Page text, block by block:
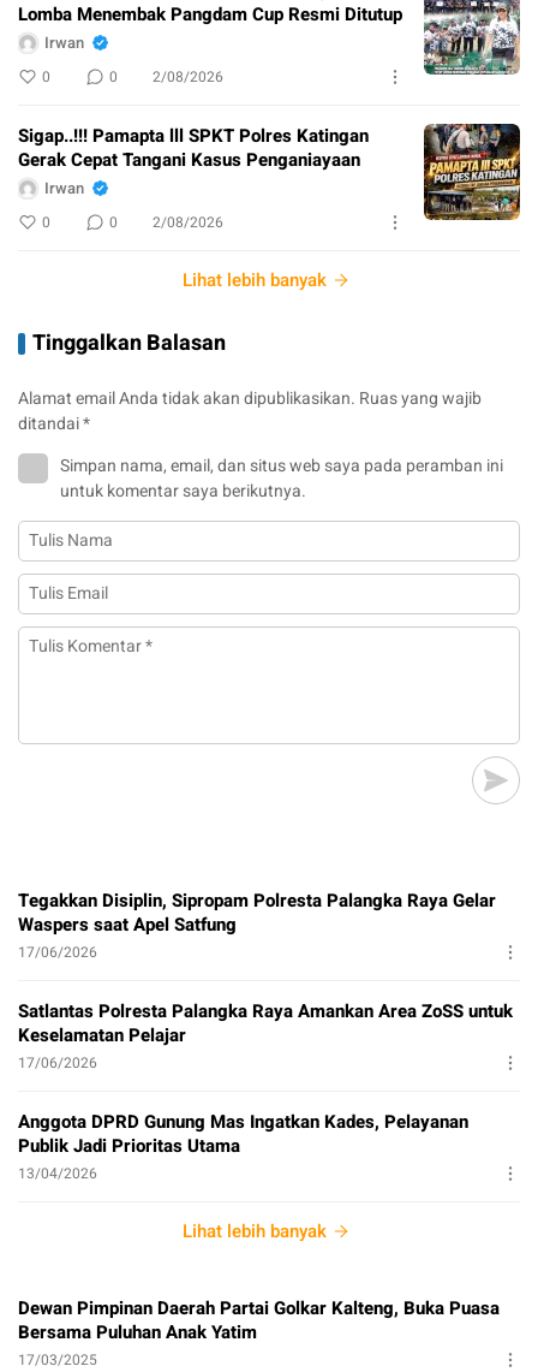
Lomba Menembak Pangdam Cup Resmi Ditutup
Irwan
0 0 2/08/2026
Sigap..!!! Pamapta lll SPKT Polres Katingan
Gerak Cepat Tangani Kasus Penganiayaan
Irwan
0 0 2/08/2026
Lihat lebih banyak
Tinggalkan Balasan
Alamat email Anda tidak akan dipublikasikan. Ruas yang wajib
ditandai*
Simpan nama, email, dan situs web saya pada peramban ini
untuk komentar saya berikutnya.
Tegakkan Disiplin, Sipropam Polresta Palangka Raya Gelar
Waspers saat Apel Satfung
17/06/2026
Satlantas Polresta Palangka Raya Amankan Area ZoSS untuk
Keselamatan Pelajar
17/06/2026
Anggota DPRD Gunung Mas Ingatkan Kades, Pelayanan
Publik Jadi Prioritas Utama
13/04/2026
Lihat lebih banyak
Dewan Pimpinan Daerah Partai Golkar Kalteng, Buka Puasa
Bersama Puluhan Anak Yatim
17/03/2025